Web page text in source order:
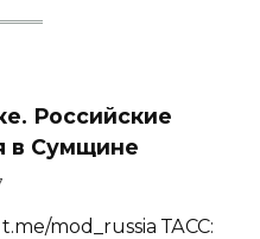
Российские
в Сумщине
mod_russia ТАСС: